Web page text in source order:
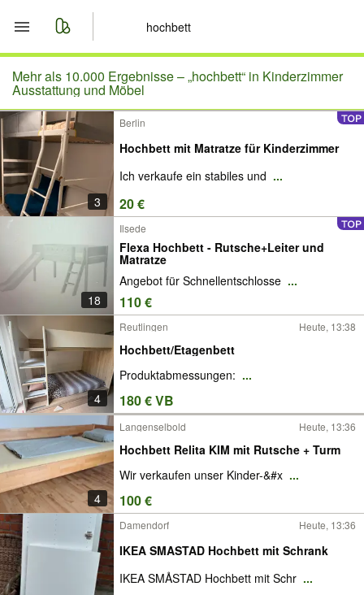
Start
Merkliste
Nachrichten
Anzeige aufgeben
Mehr als 10.000 Ergebnisse –„hochbett“ in Kinderzimmer
Ausstattung und Möbel
3
Berlin
Hochbett mit Matratze für Kinderzimmer
Ich verkaufe ein stabiles und ...
20 €
18
Ilsede
Flexa Hochbett - Rutsche+Leiter und
Matratze
Angebot für Schnellentschlosse ...
110 €
4
Reutlingen Heute, 13:38
Hochbett/Etagenbett
Produktabmessungen: ...
180 € VB
4
Langenselbold Heute, 13:36
Hochbett Relita KIM mit Rutsche + Turm
Wir verkaufen unser Kinder-&#x ...
100 €
Damendorf Heute, 13:36
IKEA SMASTAD Hochbett mit Schrank
IKEA SMÅSTAD Hochbett mit Schr ...